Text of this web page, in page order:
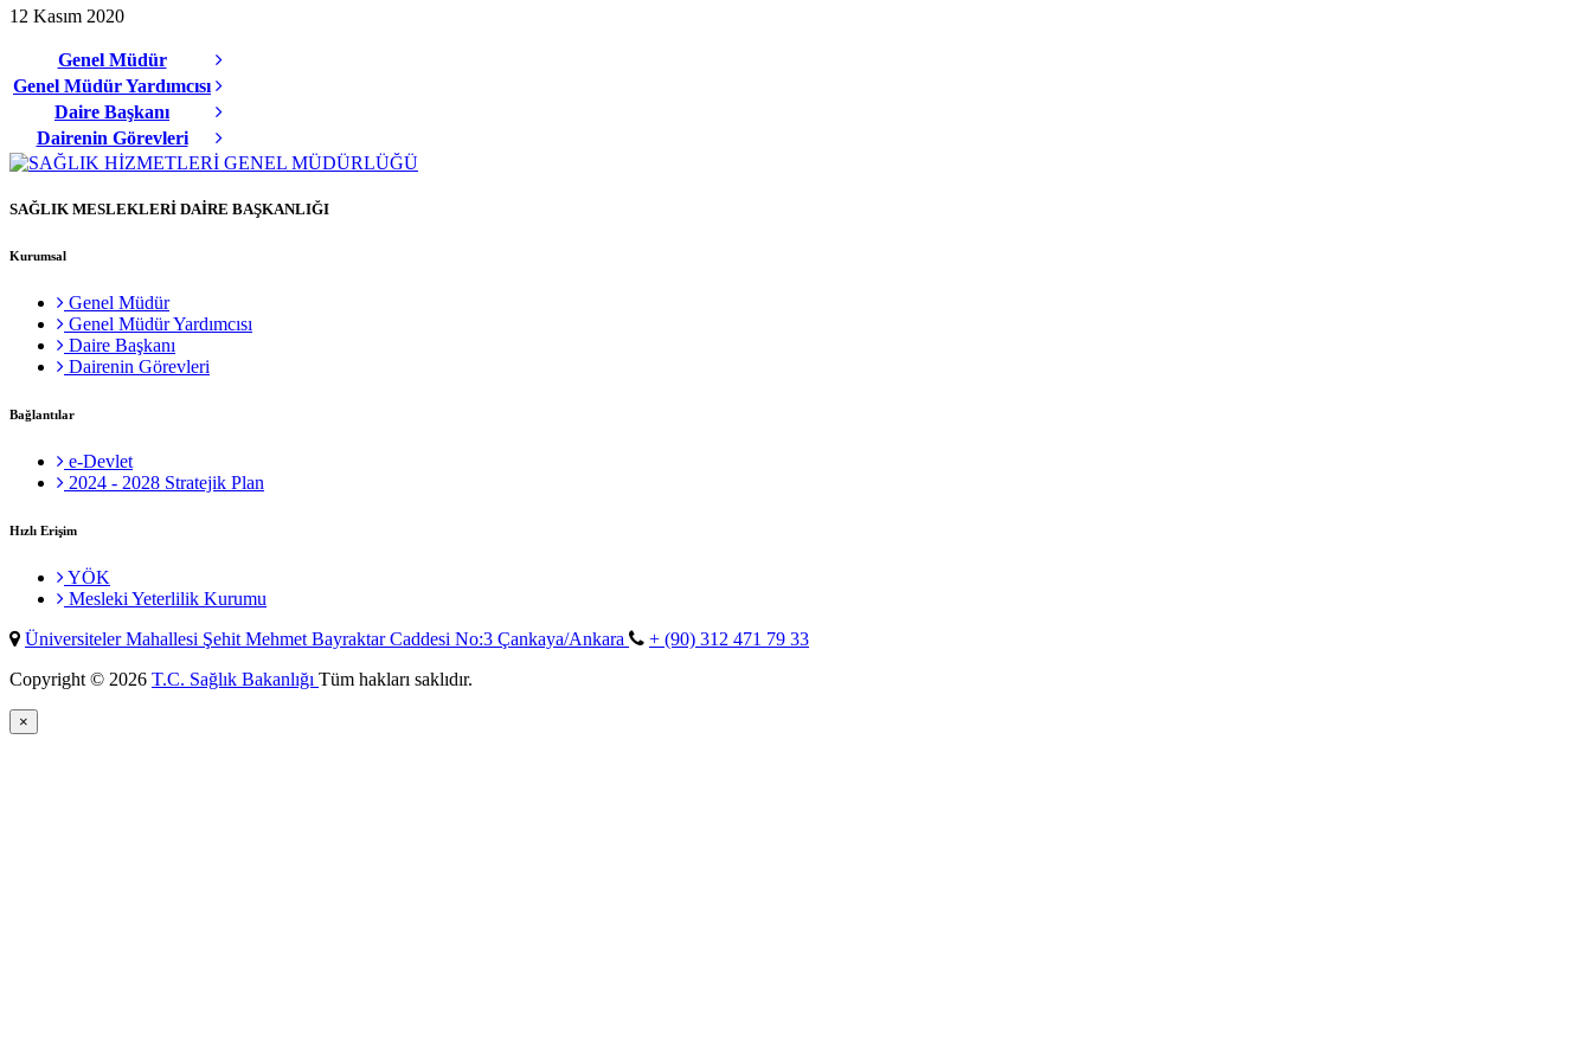
12 Kasım 2020
Genel Müdür
Genel Müdür Yardımcısı
Daire Başkanı
Dairenin Görevleri
SAĞLIK MESLEKLERİ DAİRE BAŞKANLIĞI
Kurumsal
Genel Müdür
Genel Müdür Yardımcısı
Daire Başkanı
Dairenin Görevleri
Bağlantılar
e-Devlet
2024 - 2028 Stratejik Plan
Hızlı Erişim
YÖK
Mesleki Yeterlilik Kurumu
Üniversiteler Mahallesi Şehit Mehmet Bayraktar Caddesi No:3 Çankaya/Ankara
+ (90) 312 471 79 33
Copyright © 2026 T.C. Sağlık Bakanlığı Tüm hakları saklıdır.
×